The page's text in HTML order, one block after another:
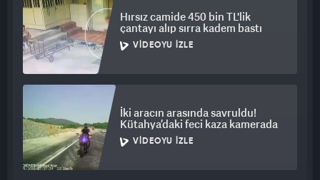
Hırsız camide 450 bin TL'lik
çantayı alıp sırra kadem bastı
VIDEOYU İZLE
İki aracın arasında savruldu!
Kütahya’daki feci kaza kamerada
VIDEOYU İZLE